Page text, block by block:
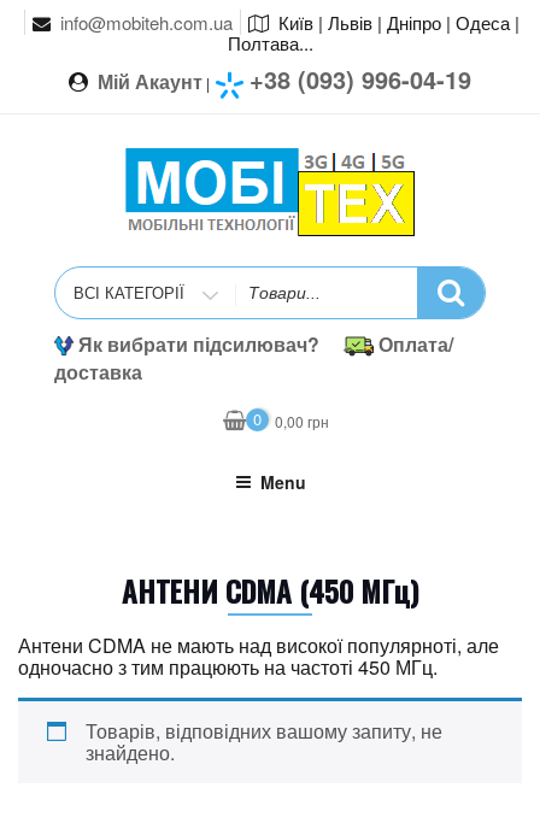
info@mobiteh.com.ua
Київ | Львів | Дніпро | Одеса |
Полтава...
Мій Акаунт | +38 (093) 996-04-19
Search
for
Як вибрати підсилювач?
Оплата/
доставка
0 0,00грн
Menu
АНТЕНИ CDMA (450 МГц)
Антени CDMA не мають над високої популярноті, але
одночасно з тим працюють на частоті 450 МГц.
Товарів, відповідних вашому запиту, не
знайдено.